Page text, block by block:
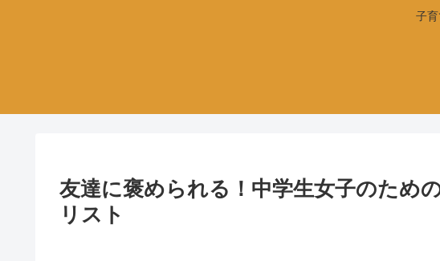
子
友達に褒められる！中学生女子のため
リスト